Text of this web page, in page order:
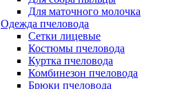
Для маточного молочка
Одежда пчеловода
Сетки лицевые
Костюмы пчеловода
Куртка пчеловода
Комбинезон пчеловода
Брюки пчеловода